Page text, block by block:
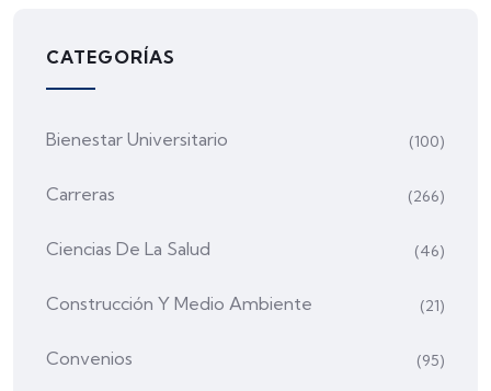
CATEGORÍAS
Bienestar Universitario (100)
Carreras (266)
Ciencias De La Salud (46)
Construcción Y Medio Ambiente (21)
Convenios (95)